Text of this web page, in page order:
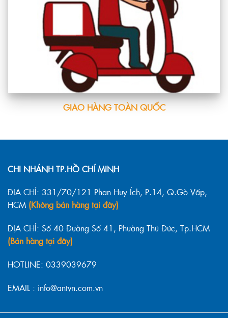
GIAO HÀNG TOÀN QUỐC
CHI NHÁNH TP.HỒ CHÍ MINH
ĐỊA CHỈ: 331/70/121 Phan Huy Ích, P.14, Q.Gò Vấp,
HCM (Không bán hàng tại đây)
ĐỊA CHỈ: Số 40 Đường Số 41, Phường Thủ Đức, Tp.HCM
(Bán hàng tại đây)
HOTLINE: 0339039679
EMAIL : info@antvn.com.vn